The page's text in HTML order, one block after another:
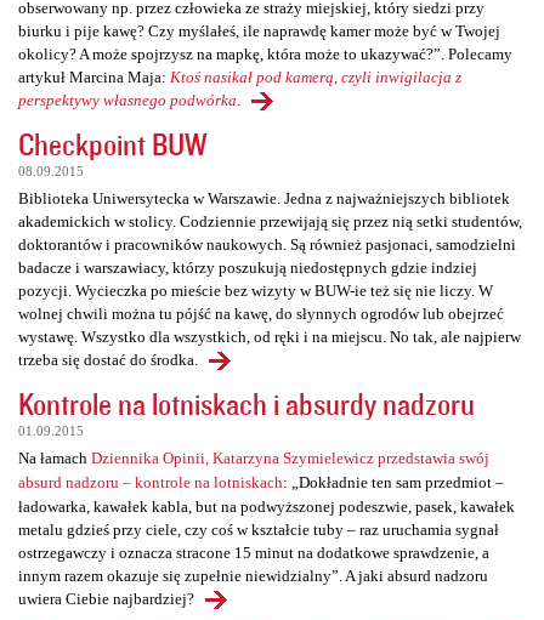
obserwowany np. przez człowieka ze straży miejskiej, który siedzi przy
biurku i pije kawę? Czy myślałeś, ile naprawdę kamer może być w Twojej
okolicy? A może spojrzysz na mapkę, która może to ukazywać?”. Polecamy
artykuł Marcina Maja: Ktoś nasikał pod kamerą, czyli inwigilacja z
perspektywy własnego podwórka
Checkpoint BUW
08.09.2015
Biblioteka Uniwersytecka w Warszawie. Jedna z najważniejszych bibliotek
akademickich w stolicy. Codziennie przewijają się przez nią setki studentów,
doktorantów i pracowników naukowych. Są również pasjonaci, samodzielni
badacze i warszawiacy, którzy poszukują niedostępnych gdzie indziej
pozycji. Wycieczka po mieście bez wizyty w BUW-ie też się nie liczy. W
wolnej chwili można tu pójść na kawę, do słynnych ogrodów lub obejrzeć
wystawę. Wszystko dla wszystkich, od ręki i na miejscu. No tak, ale najpierw
trzeba się dostać do środka.
Kontrole na lotniskach i absurdy nadzoru
01.09.2015
Na łamach Dziennika Opinii, Katarzyna Szymielewicz przedstawia swój
absurd nadzoru – kontrole na lotniskach: „Dokładnie ten sam przedmiot –
ładowarka, kawałek kabla, but na podwyższonej podeszwie, pasek, kawałek
metalu gdzieś przy ciele, czy coś w kształcie tuby – raz uruchamia sygnał
ostrzegawczy i oznacza stracone 15 minut na dodatkowe sprawdzenie, a
innym razem okazuje się zupełnie niewidzialny”. A jaki absurd nadzoru
uwiera Ciebie najbardziej?